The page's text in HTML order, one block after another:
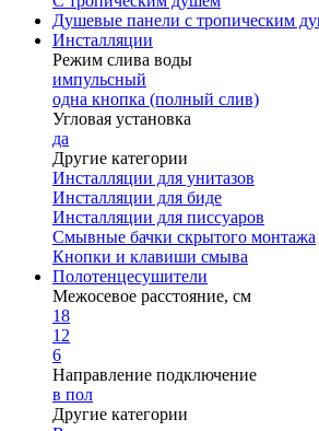
Душевые панели с тропическим
Инсталляции
Режим слива воды
импульсный
одна кнопка (полный слив)
Угловая установка
да
Другие категории
Инсталляции для унитазов
Инсталляции для биде
Инсталляции для писсуаров
Смывные бачки скрытого монтажа
Кнопки и клавиши смыва
Полотенцесушители
Межосевое расстояние, см
18
12
6
Направление подключение
в пол
Другие категории